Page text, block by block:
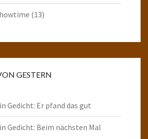
(13)
GESTERN
Gedicht: Er pfand das gut
Gedicht: Beim nächsten Mal